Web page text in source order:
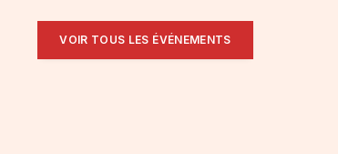
VOIR TOUS LES ÉVÉNEMENTS